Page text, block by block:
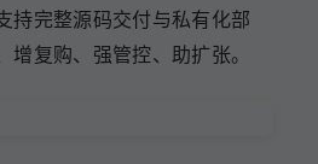
持完整源码交付与私有化部
复购、强管控、助扩张。